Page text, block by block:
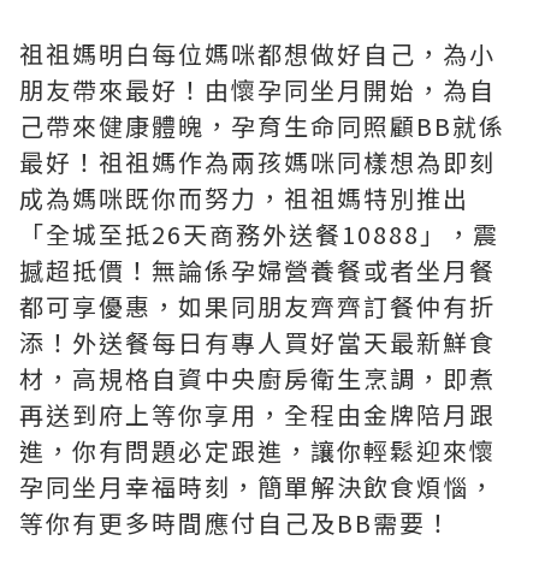
祖祖媽明白每位媽咪都想做好自己，為小
朋友帶來最好！由懷孕同坐月開始，為自
己帶來健康體魄，孕育生命同照顧BB就係
最好！祖祖媽作為兩孩媽咪同樣想為即刻
成為媽咪既你而努力，祖祖媽特別推出
「全城至抵26天商務外送餐10888」，震
撼超抵價！無論係孕婦營養餐或者坐月餐
都可享優惠，如果同朋友齊齊訂餐仲有折
添！外送餐每日有專人買好當天最新鮮食
材，高規格自資中央廚房衛生烹調，即煮
再送到府上等你享用，全程由金牌陪月跟
進，你有問題必定跟進，讓你輕鬆迎來懷
孕同坐月幸福時刻，簡單解決飲食煩惱，
等你有更多時間應付自己及BB需要！